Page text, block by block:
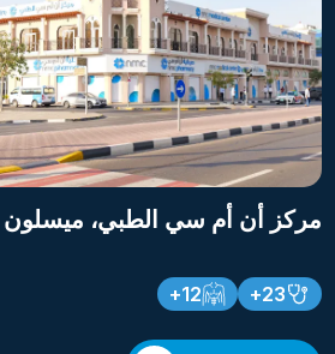
مركز أن أم سي الطبي، ميسلون
23+
12+